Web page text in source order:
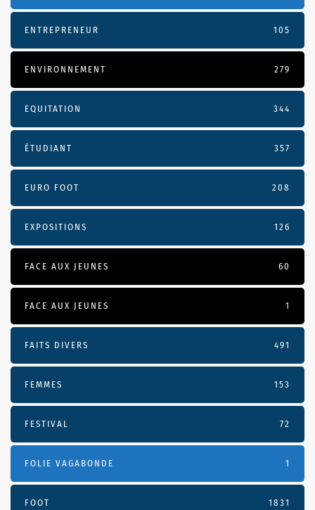
ENTREPRENEUR 105
ENVIRONNEMENT 279
EQUITATION 344
ÉTUDIANT 357
EURO FOOT 208
EXPOSITIONS 126
FACE AUX JEUNES 60
FACE AUX JEUNES 1
FAITS DIVERS 491
FEMMES 153
FESTIVAL 72
FOLIE VAGABONDE 1
FOOT 1831